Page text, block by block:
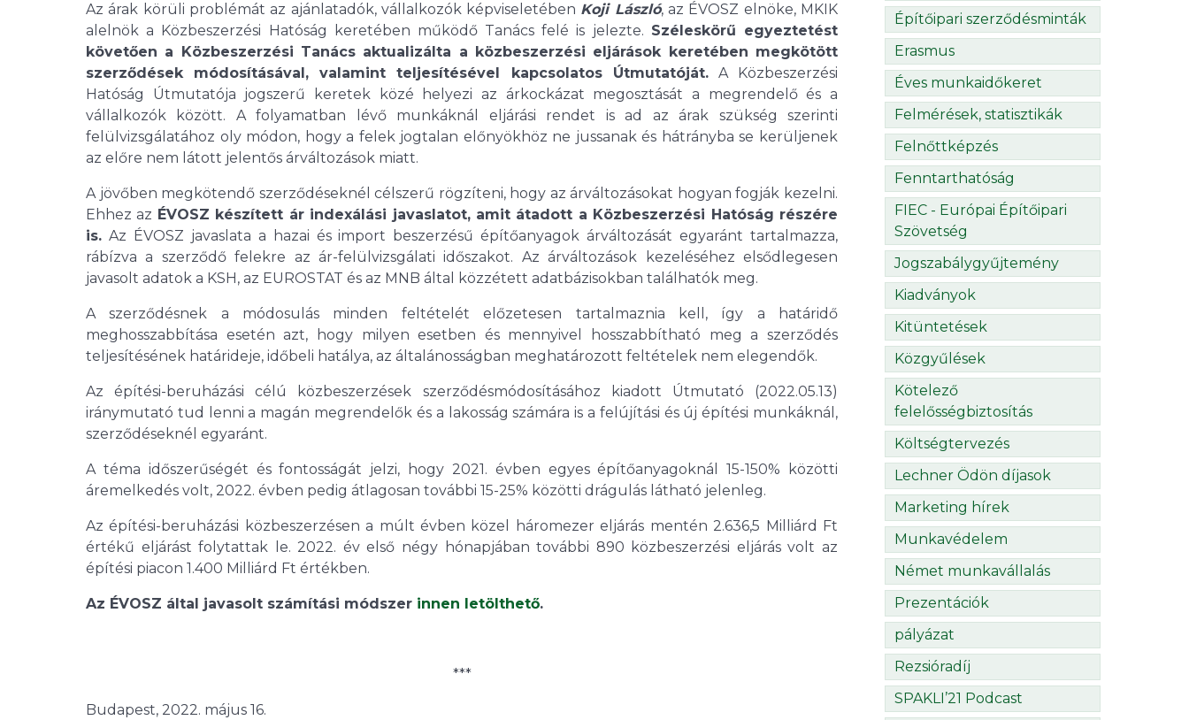
Az árak körüli problémát az ajánlatadók, vállalkozók képviseletében Koji László, az ÉVOSZ elnöke, MKIK
alelnök a Közbeszerzési Hatóság keretében működő Tanács felé is jelezte. Széleskörű egyeztetést
követően a Közbeszerzési Tanács aktualizálta a közbeszerzési eljárások keretében megkötött
szerződések módosításával, valamint teljesítésével kapcsolatos Útmutatóját.A Közbeszerzési
Hatóság Útmutatója jogszerű keretek közé helyezi az árkockázat megosztását a megrendelő és a
vállalkozók között. A folyamatban lévő munkáknál eljárási rendet is ad az árak szükség szerinti
felülvizsgálatához oly módon, hogy a felek jogtalan előnyökhöz ne jussanak és hátrányba se kerüljenek
az előre nem látott jelentős árváltozások miatt.
A jövőben megkötendő szerződéseknél célszerű rögzíteni, hogy az árváltozásokat hogyan fogják kezelni.
Ehhez az ÉVOSZ készített ár indexálási javaslatot, amit átadott a Közbeszerzési Hatóság részére
is. Az ÉVOSZ javaslata a hazai és import beszerzésű építőanyagok árváltozását egyaránt tartalmazza,
rábízva a szerződő felekre az ár-felülvizsgálati időszakot. Az árváltozások kezeléséhez elsődlegesen
javasolt adatok a KSH, az EUROSTAT és az MNB által közzétett adatbázisokban találhatók meg.
A szerződésnek a módosulás minden feltételét előzetesen tartalmaznia kell, így a határidő
meghosszabbítása esetén azt, hogy milyen esetben és mennyivel hosszabbítható meg a szerződés
teljesítésének határideje, időbeli hatálya, az általánosságban meghatározott feltételek nem elegendők.
Az építési-beruházási célú közbeszerzések szerződésmódosításához kiadott Útmutató (2022.05.13)
iránymutató tud lenni a magán megrendelők és a lakosság számára is a felújítási és új építési munkáknál,
szerződéseknél egyaránt.
A téma időszerűségét és fontosságát jelzi, hogy 2021. évben egyes építőanyagoknál 15-150% közötti
áremelkedés volt, 2022. évben pedig átlagosan további 15-25% közötti drágulás látható jelenleg.
Az építési-beruházási közbeszerzésen a múlt évben közel háromezer eljárás mentén 2.636,5 Milliárd Ft
értékű eljárást folytattak le. 2022. év első négy hónapjában további 890 közbeszerzési eljárás volt az
építési piacon 1.400 Milliárd Ft értékben.
Az ÉVOSZ által javasolt számítási módszer innen letölthető.
***
Budapest, 2022. május 16.
Építőipari szerződésminták
Erasmus
Éves munkaidőkeret
Felmérések, statisztikák
Felnőttképzés
Fenntarthatóság
FIEC - Európai Építőipari
Szövetség
Jogszabálygyűjtemény
Kiadványok
Kitüntetések
Közgyűlések
Kötelező
felelősségbiztosítás
Költségtervezés
Lechner Ödön díjasok
Marketing hírek
Munkavédelem
Német munkavállalás
Prezentációk
pályázat
Rezsióradíj
SPAKLI’21 Podcast